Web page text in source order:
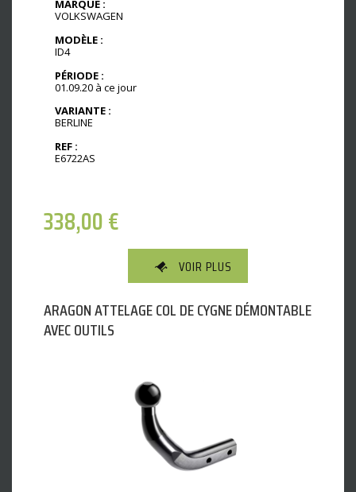
MARQUE :
VOLKSWAGEN
MODÈLE :
ID4
PÉRIODE :
01.09.20 à ce jour
VARIANTE :
BERLINE
REF :
E6722AS
338,00€
VOIR PLUS
ARAGON ATTELAGE COL DE CYGNE DÉMONTABLE
AVEC OUTILS